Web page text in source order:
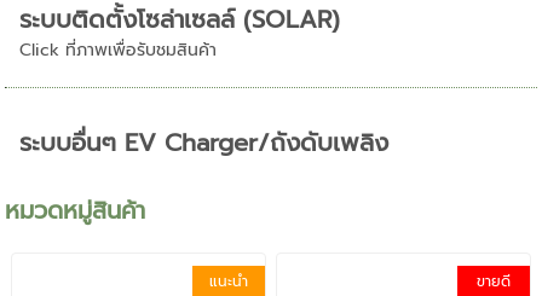
ระบบติดตั้งโซล่าเซลล์ (SOLAR)
Click ที่ภาพเพื่อรับชมสินค้า
ระบบอื่นๆ EV Charger/ถังดับเพลิง
หมวดหมู่สินค้า
แนะนำ ขายดี